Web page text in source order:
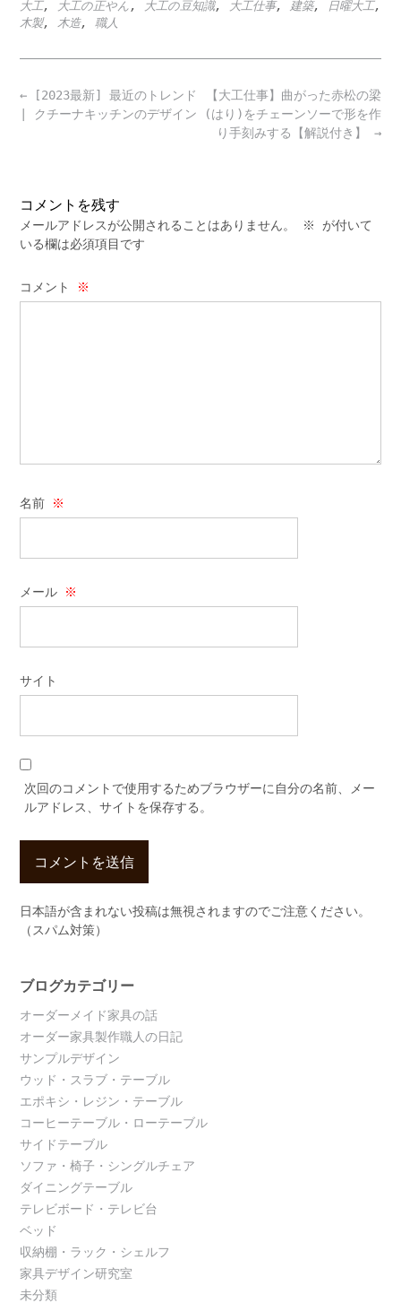
大工, 大工の正やん , 大工の豆知識, 大工仕事, 建築, 日曜大工,
木製, 木造, 職人
Post
navigation
【大工仕事】曲がった赤松の梁
(はり)をチェーンソーで形を作
り手刻みする【解説付き】 →
← [2023最新] 最近のトレンド
| クチーナキッチンのデザイン
コメントを残す
メールアドレスが公開されることはありません。 ※
が付いて
いる欄は必須項目です
コメント ※
名前 ※
メール ※
サイト
次回のコメントで使用するためブラウザーに自分の名前、メー
ルアドレス、サイトを保存する。
日本語が含まれない投稿は無視されますのでご注意ください。
（スパム対策）
ブログカテゴリー
オーダーメイド家具の話
オーダー家具製作職人の日記
サンプルデザイン
ウッド・スラブ・テーブル
エポキシ・レジン・テーブル
コーヒーテーブル・ローテーブル
サイドテーブル
ソファ・椅子・シングルチェア
ダイニングテーブル
テレビボード・テレビ台
ベッド
収納棚・ラック・シェルフ
家具デザイン研究室
未分類